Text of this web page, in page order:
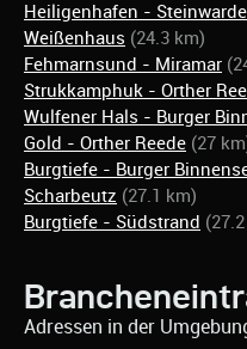
Heiligenhafen -
Weißenhaus (24.3 km)
Fehmarnsund - Miramar
Strukkamphuk - Orther
Wulfener Hals - Burger
Gold - Orther Reede (27
Burgtiefe - Burger
Scharbeutz (27.1 km)
Burgtiefe - Südstrand
Adressen in der